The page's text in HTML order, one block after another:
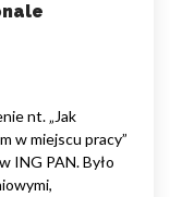
nt. „Jak
w miejscu pracy”
ING PAN. Było